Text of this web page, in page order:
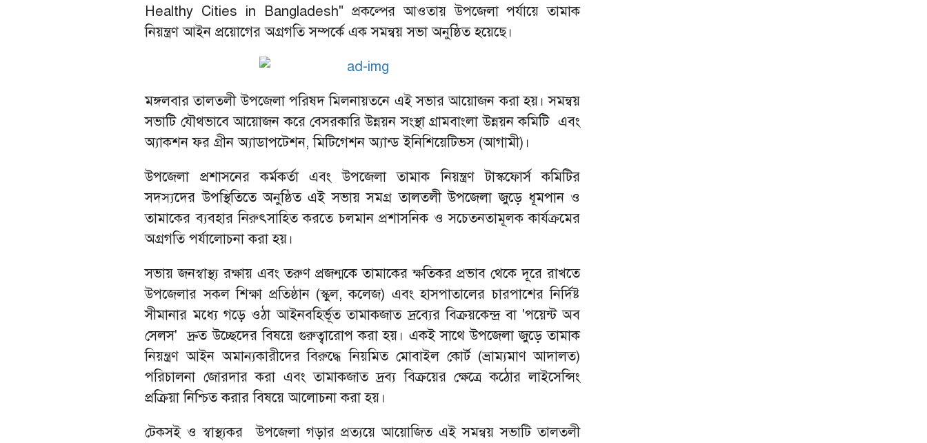
Healthy Cities in Bangladesh" প্রকল্পের আওতায় উপজেলা পর্যায়ে তামাক
নিয়ন্ত্রণ আইন প্রয়োগের অগ্রগতি সম্পর্কে এক সমন্বয় সভা অনুষ্ঠিত হয়েছে।
মঙ্গলবার তালতলী উপজেলা পরিষদ মিলনায়তনে এই সভার আয়োজন করা হয়। সমন্বয়
সভাটি যৌথভাবে আয়োজন করে বেসরকারি উন্নয়ন সংস্থা গ্রামবাংলা উন্নয়ন কমিটি এবং
অ্যাকশন ফর গ্রীন অ্যাডাপটেশন, মিটিগেশন অ্যান্ড ইনিশিয়েটিভস (আগামী)।
উপজেলা প্রশাসনের কর্মকর্তা এবং উপজেলা তামাক নিয়ন্ত্রণ টাস্কফোর্স কমিটির
সদস্যদের উপস্থিতিতে অনুষ্ঠিত এই সভায় সমগ্র তালতলী উপজেলা জুড়ে ধূমপান ও
তামাকের ব্যবহার নিরুৎসাহিত করতে চলমান প্রশাসনিক ও সচেতনতামূলক কার্যক্রমের
অগ্রগতি পর্যালোচনা করা হয়।
সভায় জনস্বাস্থ্য রক্ষায় এবং তরুণ প্রজন্মকে তামাকের ক্ষতিকর প্রভাব থেকে দূরে রাখতে
উপজেলার সকল শিক্ষা প্রতিষ্ঠান (স্কুল, কলেজ) এবং হাসপাতালের চারপাশের নির্দিষ্ট
সীমানার মধ্যে গড়ে ওঠা আইনবহির্ভূত তামাকজাত দ্রব্যের বিক্রয়কেন্দ্র বা 'পয়েন্ট অব
সেলস' দ্রুত উচ্ছেদের বিষয়ে গুরুত্বারোপ করা হয়। একই সাথে উপজেলা জুড়ে তামাক
নিয়ন্ত্রণ আইন অমান্যকারীদের বিরুদ্ধে নিয়মিত মোবাইল কোর্ট (ভ্রাম্যমাণ আদালত)
পরিচালনা জোরদার করা এবং তামাকজাত দ্রব্য বিক্রয়ের ক্ষেত্রে কঠোর লাইসেন্সিং
প্রক্রিয়া নিশ্চিত করার বিষয়ে আলোচনা করা হয়।
টেকসই ও স্বাস্থ্যকর উপজেলা গড়ার প্রত্যয়ে আয়োজিত এই সমন্বয় সভাটি তালতলী